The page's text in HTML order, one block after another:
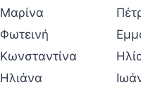
Μαρίνα
Φωτεινή
Κωνσταντίνα
Ηλιάνα